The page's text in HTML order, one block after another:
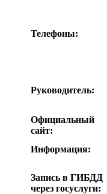
Телефоны:
Руководитель:
Официальный
сайт:
Информация:
Запись в ГИБДД
через госуслуги: